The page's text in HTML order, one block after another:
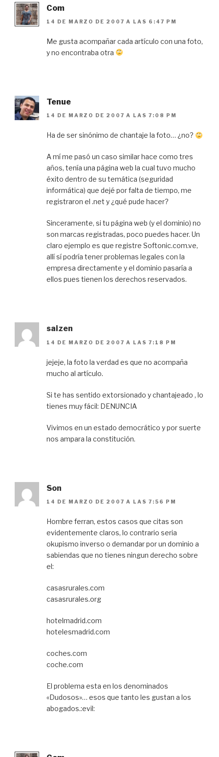
Com
14 DE MARZO DE 2007 A LAS 6:47 PM
Me gusta acompañar cada artículo con una foto,
y no encontraba otra
Tenue
14 DE MARZO DE 2007 A LAS 7:08 PM
Ha de ser sinónimo de chantaje la foto… ¿no?
A mí me pasó un caso similar hace como tres
años, tenía una página web la cual tuvo mucho
éxito dentro de su temática (seguridad
informática) que dejé por falta de tiempo, me
registraron el .net y ¿qué pude hacer?
Sinceramente, si tu página web (y el dominio) no
son marcas registradas, poco puedes hacer. Un
claro ejemplo es que registre Softonic.com.ve,
allí sí podría tener problemas legales con la
empresa directamente y el dominio pasaría a
ellos pues tienen los derechos reservados.
saizen
14 DE MARZO DE 2007 A LAS 7:18 PM
jejeje, la foto la verdad es que no acompaña
mucho al artículo.
Si te has sentido extorsionado y chantajeado , lo
tienes muy fácil: DENUNCIA
Vivimos en un estado democrático y por suerte
nos ampara la constitución.
Son
14 DE MARZO DE 2007 A LAS 7:56 PM
Hombre ferran, estos casos que citas son
evidentemente claros, lo contrario seria
okupismo inverso o demandar por un dominio a
sabiendas que no tienes ningun derecho sobre
el:
casasrurales.com
casasrurales.org
hotelmadrid.com
hotelesmadrid.com
coches.com
coche.com
El problema esta en los denominados
«Dudosos»… esos que tanto les gustan a los
abogados.:evil: